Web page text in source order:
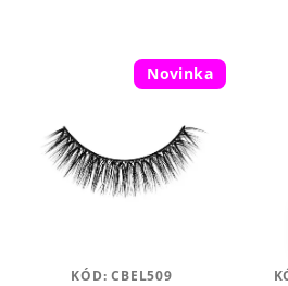
Novinka
KÓD:CBEL509